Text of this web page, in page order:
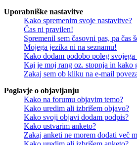
Uporabniške nastavitve
Kako spremenim svoje nastavitve?
Čas ni pravilen!
Spremenil sem časovni pas, pa čas
Mojega jezika ni na seznamu!
Kako dodam podobo poleg svojega
Kaj je moj rang oz. stopnja in kako
Zakaj sem ob kliku na e-mail
Poglavje o objavljanju
Kako na forumu objavim temo?
Kako uredim ali izbrišem objavo?
Kako svoji objavi dodam podpis?
Kako ustvarim anketo?
Zakaj anketi ne morem dodati več